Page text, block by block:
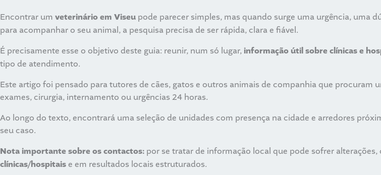
Encontrar um veterinário em Viseu pode parecer simples, mas quando surge uma urgência, uma
para acompanhar o seu animal, a pesquisa precisa de ser rápida, clara e fiável.
É precisamente esse o objetivo deste guia: reunir, num só lugar,informação útil sobre clínicas e
tipo de atendimento.
Este artigo foi pensado para tutores de cães, gatos e outros animais de companhia que procuram
exames, cirurgia, internamento ou urgências 24 horas.
Ao longo do texto, encontrará uma seleção de unidades com presença na cidade e arredores
seu caso.
Nota importante sobre os contactos: por se tratar de informação local que pode sofrer
clínicas/hospitaise em resultados locais estruturados.